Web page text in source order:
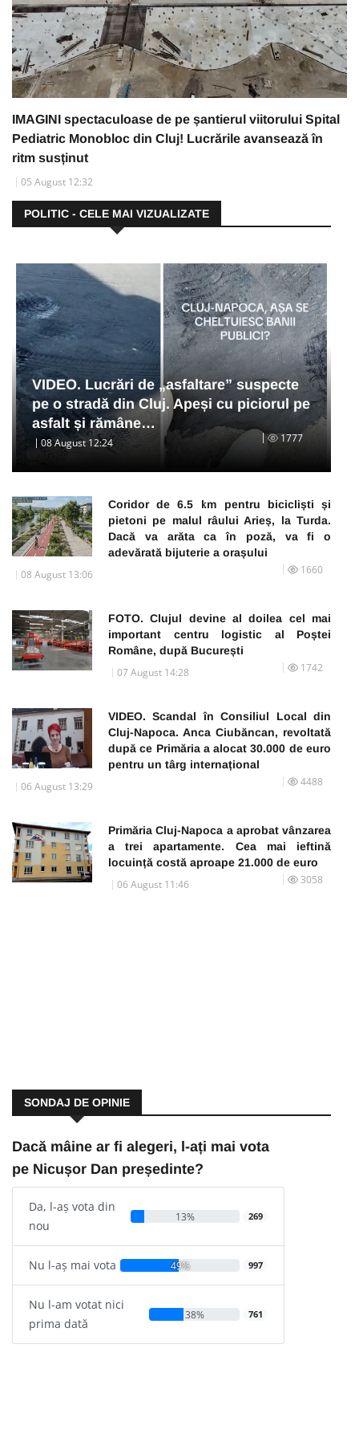
IMAGINI spectaculoase de pe șantierul viitorului Spital
Pediatric Monobloc din Cluj! Lucrările avansează în
ritm susținut
05 August 12:32
POLITIC - CELE MAI VIZUALIZATE
VIDEO. Lucrări de „asfaltare” suspecte
pe o stradă din Cluj. Apeși cu piciorul pe
asfalt și rămâne…
08 August 12:24 1777
Coridor de 6.5 km pentru bicicliști și
pietoni pe malul râului Arieș, la Turda.
Dacă va arăta ca în poză, va fi o
adevărată bijuterie a orașului
08 August 13:06 1660
FOTO. Clujul devine al doilea cel mai
important centru logistic al Poștei
Române, după București
07 August 14:28 1742
VIDEO. Scandal în Consiliul Local din
Cluj-Napoca. Anca Ciubăncan, revoltată
după ce Primăria a alocat 30.000 de euro
pentru un târg internațional
06 August 13:29 4488
Primăria Cluj-Napoca a aprobat vânzarea
a trei apartamente. Cea mai ieftină
locuință costă aproape 21.000 de euro
06 August 11:46 3058
SONDAJ DE OPINIE
Dacă mâine ar fi alegeri, l-ați mai vota
pe Nicușor Dan președinte?
Da, l-aș vota din
nou
13% 269
Nu l-aș mai vota 49% 997
Nu l-am votat nici
prima dată
38% 761